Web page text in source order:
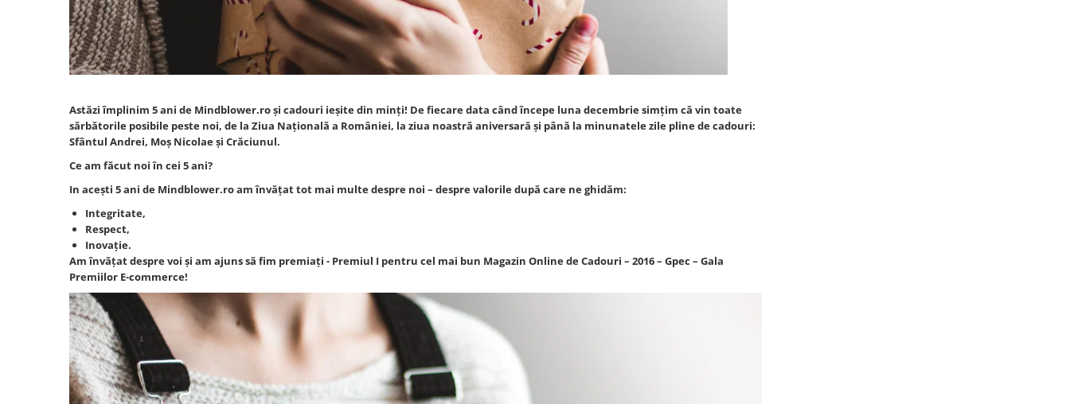
Astăzi împlinim 5 ani de Mindblower.ro și cadouri ieșite din minți! De fiecare data când începe luna decembrie simțim că vin toate
sărbătorile posibile peste noi, de la Ziua Națională a României, la ziua noastră aniversară și până la minunatele zile pline de cadouri:
Sfântul Andrei, Moș Nicolae și Crăciunul.
Ce am făcut noi în cei 5 ani?
In acești 5 ani de Mindblower.ro am învățat tot mai multe despre noi – despre valorile după care ne ghidăm:
Integritate,
Respect,
Inovație.
Am învățat despre voi și am ajuns să fim premiați - Premiul I pentru cel mai bun Magazin Online de Cadouri – 2016 – Gpec – Gala
Premiilor E-commerce!